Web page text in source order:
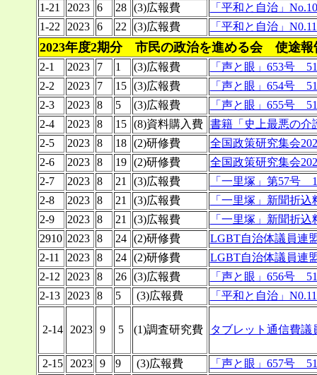
1-21
2023 6 28 (3)広報費
「平和と自治」
1-22
2023 6 22 (3)広報費 「平和と自治」
2023年度2期分 市民の政治を進める会 使途報
2-1 2023 7 1 (3)広報費
「声と眼」653号
2-2
2023 7 15 (3)広報費
「声と眼」654号
2-3
2023 8 5 (3)広報費
「声と眼」655号
2-4
2023 8 15 (8)資料購入費
書籍「史上最悪の介
2-5
2023 8 18 (2)研修費
全国政策研究集会
2-6
2023 8 19 (2)研修費
全国政策研究集会
2-7
2023 8 21 (3)広報費
「一里塚」第57号
2-8
2023 8 21 (3)広報費
「一里塚」新聞折込
2-9
2023 8 21 (3)広報費
「一里塚」新聞折込
2910 2023 8 24 (2)研修費
LGBT自治体議員連
2-11
2023 8 24 (2)研修費
LGBT自治体議員連
2-12
2023 8 26 (3)広報費
「声と眼」656号
2-13
2023 8 5 (3)広報費 「平和と自治」
2-14 2023 9 5 (1)調査研究費 タブレット通信費議
2-15 2023 9 9 (3)広報費
「声と眼」657号